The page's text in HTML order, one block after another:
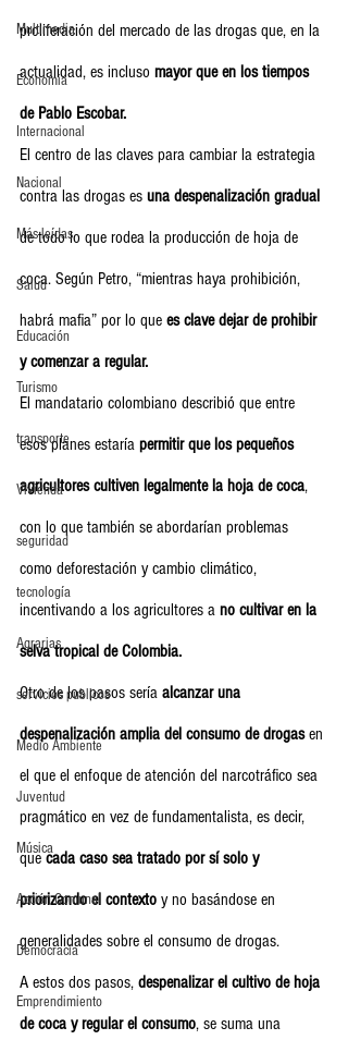
Multimedia
Economia
Internacional
Nacional
Más leídas
Salud
Educación
Turismo
transporte
Vivienda
seguridad
tecnología
Agrarias
servicios publicos
Medio Ambiente
Juventud
Música
Acción Comunal
Democracia
Emprendimiento
proliferación del mercado de las drogas que, en la
actualidad, es incluso mayor que en los tiempos
de Pablo Escobar.
El centro de las claves para cambiar la estrategia
contra las drogas es una despenalización gradual
de todo lo que rodea la producción de hoja de
coca. Según Petro, “mientras haya prohibición,
habrá mafia” por lo que es clave dejar de prohibir
y comenzar a regular.
El mandatario colombiano describió que entre
esos planes estaría permitir que los pequeños
agricultores cultiven legalmente la hoja de coca,
con lo que también se abordarían problemas
como deforestación y cambio climático,
incentivando a los agricultores a no cultivar en la
selva tropical de Colombia.
Otro de los pasos sería alcanzar una
despenalización amplia del consumo de drogas en
el que el enfoque de atención del narcotráfico sea
pragmático en vez de fundamentalista, es decir,
que cada caso sea tratado por sí solo y
priorizando el contexto y no basándose en
generalidades sobre el consumo de drogas.
A estos dos pasos, despenalizar el cultivo de hoja
de coca y regular el consumo, se suma una